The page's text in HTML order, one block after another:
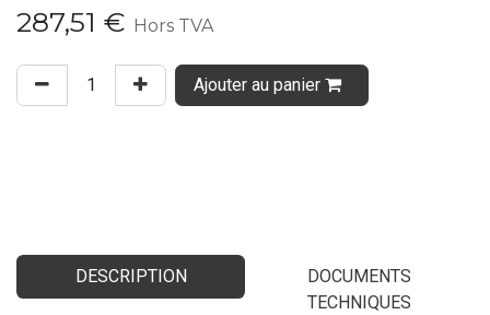
287,51 € Hors TVA
Ajouter au panier
DESCRIPTION
DOCUMENTS
TECHNIQUES